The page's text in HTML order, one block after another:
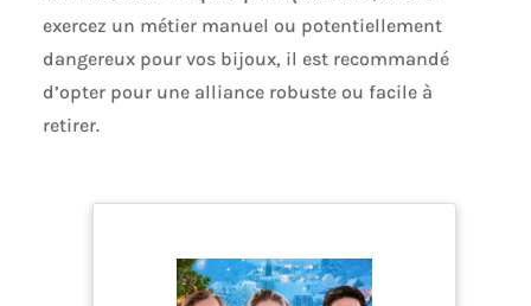
message Amazon si vous avez des quetions pour
notre service et nos produits.
exercez un métier manuel ou potentiellement
dangereux pour vos bijoux, il est recommandé
d’opter pour une alliance robuste ou facile à
retirer.